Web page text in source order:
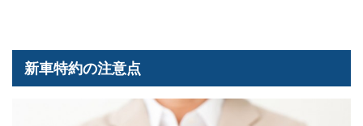
新車特約の注意点